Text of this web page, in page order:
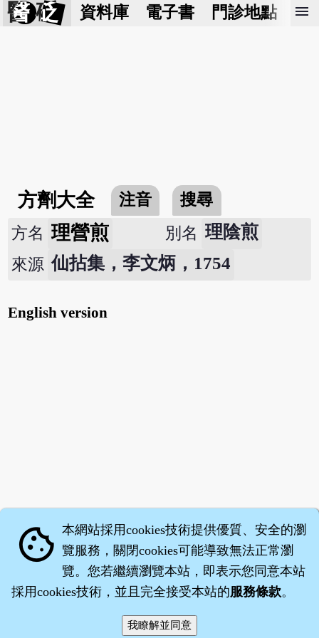
醫 砭 資料庫 電子書 門診地點 預
menu
方劑大全 注音
搜尋
方名 理營煎 別名 理陰煎
來源 仙拈集，李文炳，1754
English version
‧沈藥子©2008～2026
cookie 本網站採用cookies技術提供優質、安全的瀏
覽服務，關閉cookies可能導致無法正常瀏
覽。您若繼續瀏覽本站，即表示您同意本站
採用cookies技術，並且完全接受本站的服務條款。